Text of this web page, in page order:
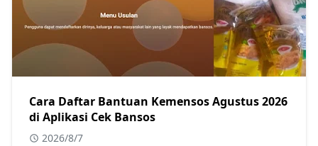
Cara Daftar Bantuan Kemensos Agustus 2026
di Aplikasi Cek Bansos
2026/8/7